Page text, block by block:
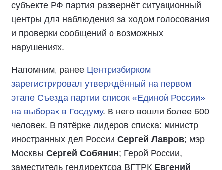
субъекте РФ партия развернёт ситуационный
центры для наблюдения за ходом голосования
и проверки сообщений о возможных
нарушениях.
Напомним, ранее Центризбирком
зарегистрировал утверждённый на первом
этапе Съезда партии список «Единой России»
на выборах в Госдуму. В него вошли более 600
человек. В пятёрке лидеров списка: министр
иностранных дел России Сергей Лавров; мэр
Москвы Сергей Собянин; Герой России,
заместитель гендиректора ВГТРК Евгений